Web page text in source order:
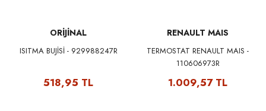
ORİJİNAL
ISITMA BUJİSİ - 929988247R
518,95 TL
RENAULT MAIS
TERMOSTAT RENAULT MAIS -
110606973R
1.009,57 TL